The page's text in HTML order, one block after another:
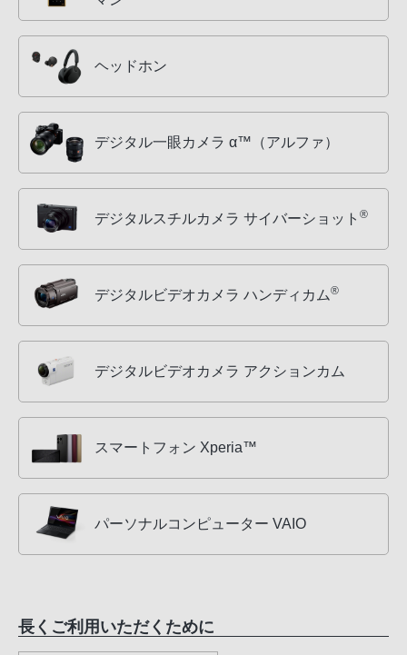
ヘッドホン
デジタル一眼カメラ α™（アルファ）
デジタルスチルカメラ サイバーショット ®
デジタルビデオカメラ ハンディカム®
デジタルビデオカメラ アクションカム
スマートフォン Xperia™
パーソナルコンピューター VAIO
長くご利用いただくために